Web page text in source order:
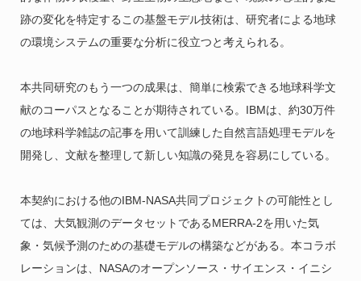
跡の変化を特定するこの基盤モデル技術は、研究者による地球
の環境システムの重要な分析に役立つと考えられる。
本共同研究のもう一つの成果は、簡単に検索できる地球科学文
献のコーパスとなることが期待されている。IBMは、約30万件
の地球科学雑誌の記事を用いて訓練した自然言語処理モデルを
開発し、文献を整理して新しい知識の発見を容易にしている。
本契約における他のIBM-NASA共同プロジェクトの可能性とし
ては、大気観測のデータセットであるMERRA-2を用いた気
象・気候予測のための基礎モデルの構築などがある。本コラボ
レーションは、NASAのオープンソース・サイエンス・イニシ